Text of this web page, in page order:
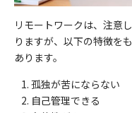
リモートワークは、注意
りますが、以下の特徴を
あります。
孤独が苦にならない
自己管理できる